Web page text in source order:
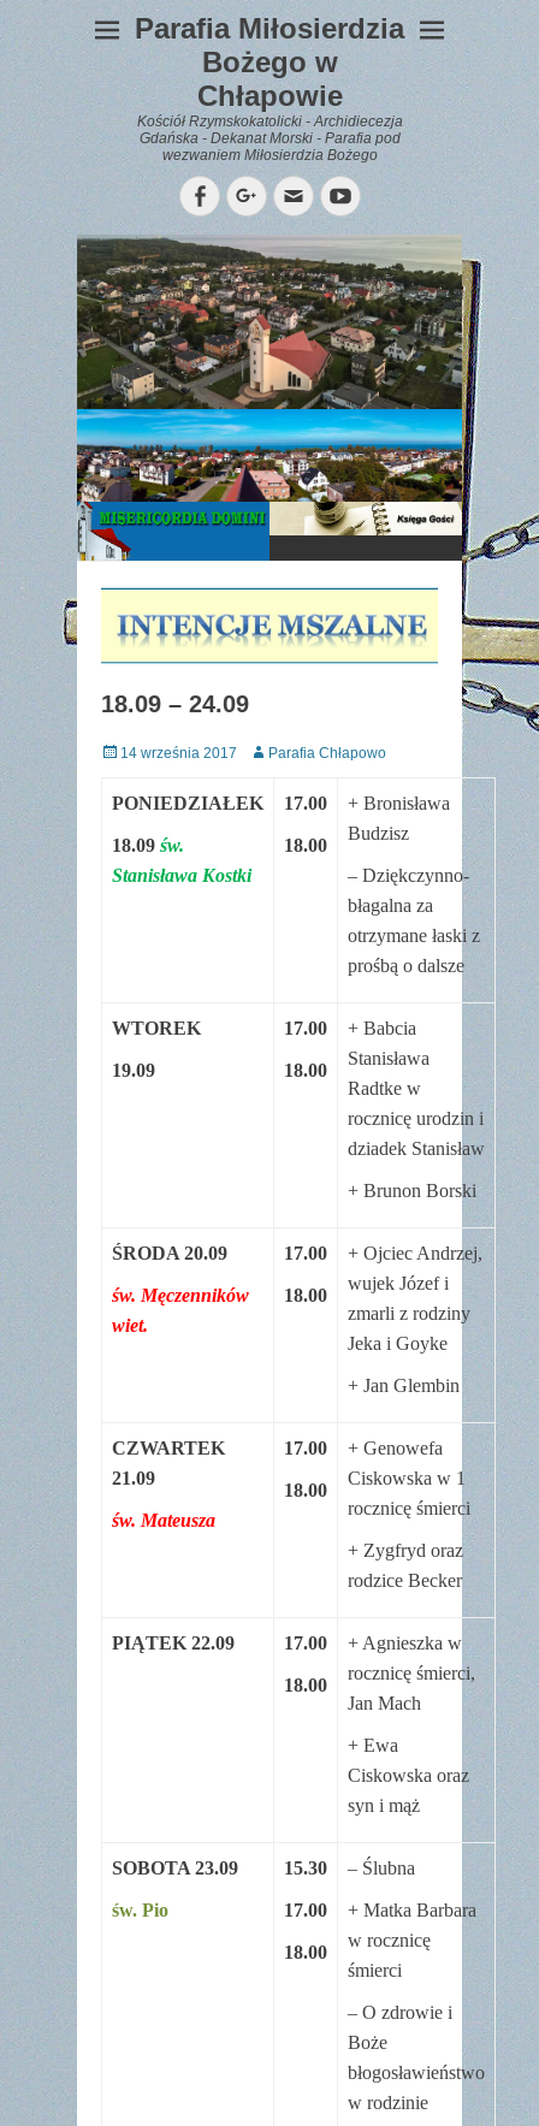
Parafia Miłosierdzia
Bożego w
Chłapowie
Kościół Rzymskokatolicki - Archidiecezja
Gdańska - Dekanat Morski - Parafia pod
wezwaniem Miłosierdzia Bożego
FacebookGoogleplus
EmailYouTube
WYPOCZYNEK
Gazetka
Parafialna
18.09 – 24.09
Posted
14 września 2017 AuthorParafia Chłapowo
PONIEDZIAŁEK
18.09 św.
Stanisława Kostki
17.00
18.00
+ Bronisława
Budzisz
– Dziękczynno-
błagalna za
otrzymane łaski z
prośbą o dalsze
WTOREK
19.09
17.00
18.00
+ Babcia
Stanisława
Radtke w
rocznicę urodzin i
dziadek Stanisław
+ Brunon Borski
ŚRODA 20.09
św. Męczenników
wiet.
17.00
18.00
+ Ojciec Andrzej,
wujek Józef i
zmarli z rodziny
Jeka i Goyke
+ Jan Glembin
CZWARTEK
21.09
św. Mateusza
17.00
18.00
+ Genowefa
Ciskowska w 1
rocznicę śmierci
+ Zygfryd oraz
rodzice Becker
PIĄTEK 22.09 17.00
18.00
+ Agnieszka w
rocznicę śmierci,
Jan Mach
+ Ewa
Ciskowska oraz
syn i mąż
SOBOTA 23.09
św. Pio
15.30
17.00
18.00
– Ślubna
+ Matka Barbara
w rocznicę
śmierci
– O zdrowie i
Boże
błogosławieństwo
w rodzinie